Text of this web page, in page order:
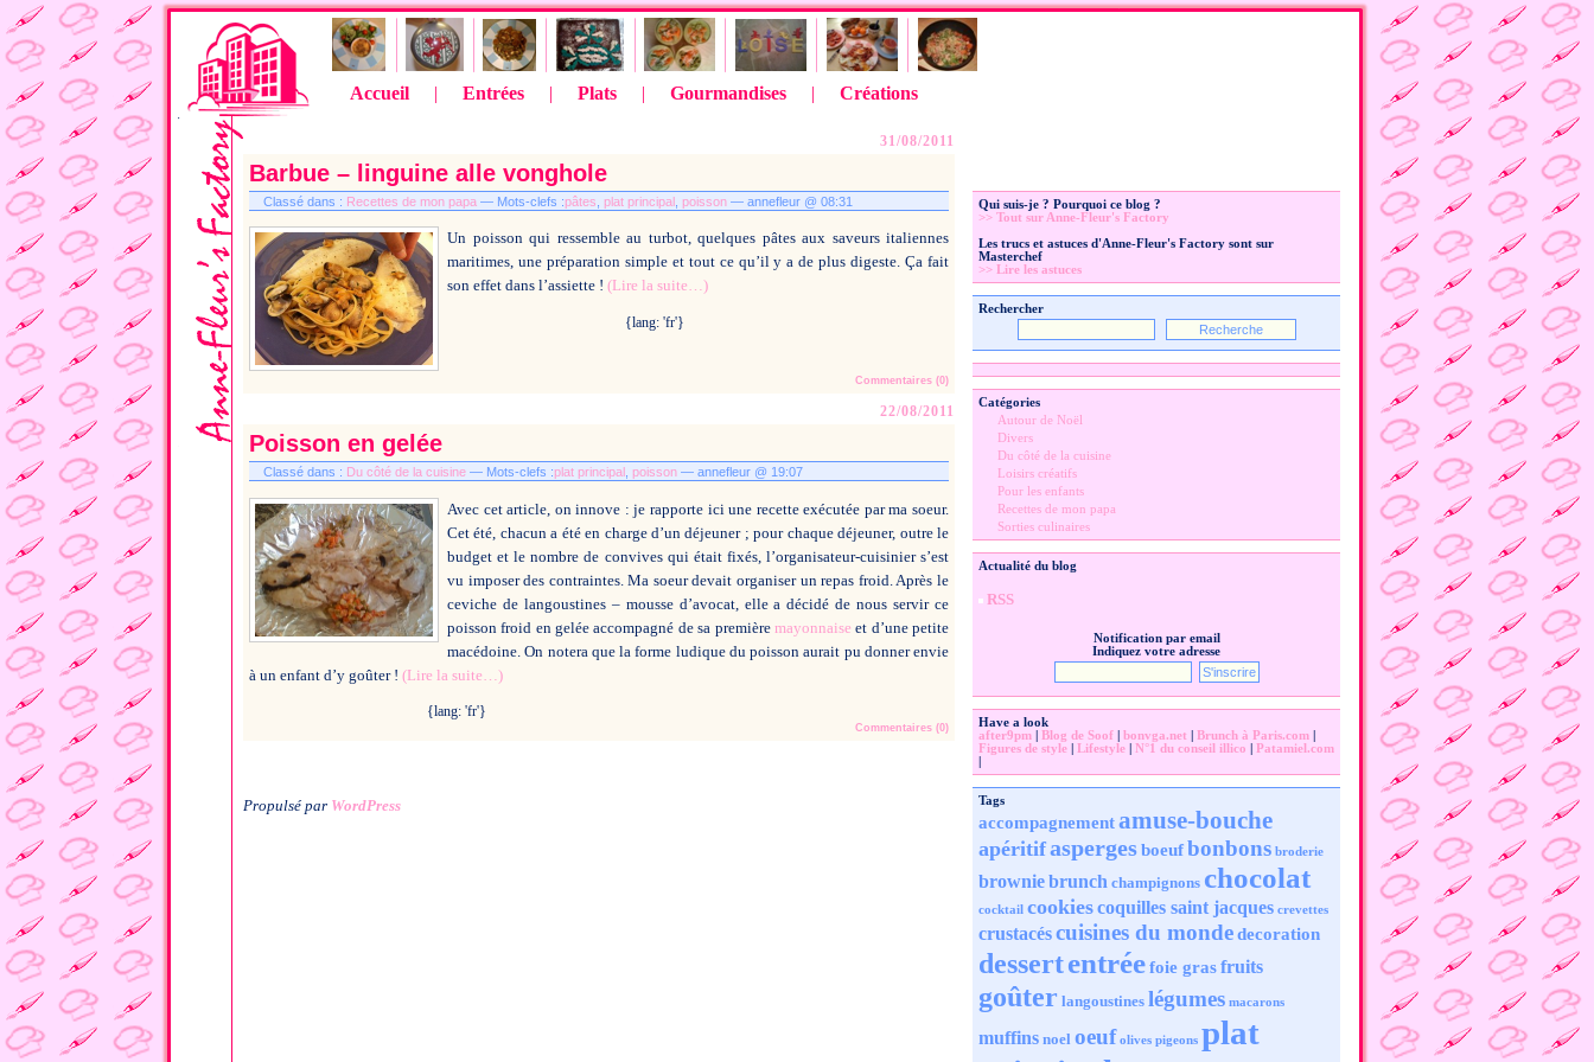
Accueil | Entrées | Plats | Gourmandises | Créations
31/08/2011
Barbue – linguine alle vonghole
Classé dans : Recettes de mon papa — Mots-clefs :pâtes plat principal poisson — annefleur @ 08:31
Un poisson qui ressemble au turbot, quelques pâtes aux saveurs italiennes
maritimes, une préparation simple et tout ce qu’il y a de plus digeste. Ça fait
son effet dans l’assiette ! (Lire la suite…)
{lang: 'fr'}
Commentaires (0)
22/08/2011
Poisson en gelée
Classé dans : Du côté de la cuisine — Mots-clefs :plat principal poisson — annefleur @ 19:07
Avec cet article, on innove : je rapporte ici une recette exécutée par ma soeur.
Cet été, chacun a été en charge d’un déjeuner ; pour chaque déjeuner, outre le
budget et le nombre de convives qui était fixés, l’organisateur-cuisinier s’est
vu imposer des contraintes. Ma soeur devait organiser un repas froid. Après le
ceviche de langoustines – mousse d’avocat, elle a décidé de nous servir ce
poisson froid en gelée accompagné de sa première mayonnaiseet d’une petite
macédoine. On notera que la forme ludique du poisson aurait pu donner envie
à un enfant d’y goûter ! (Lire la suite…)
{lang: 'fr'}
Commentaires (0)
Qui suis-je ? Pourquoi ce blog ?
>> Tout sur Anne-Fleur's Factory
Les trucs et astuces d'Anne-Fleur's Factory sont sur
Masterchef
>> Lire les astuces
Rechercher
Catégories
Autour de Noël
Divers
Du côté de la cuisine
Loisirs créatifs
Pour les enfants
Recettes de mon papa
Sorties culinaires
Actualité du blog
RSS
Notification par email
Indiquez votre adresse
Have a look
after9pm
Blog de Soof bonvga.net Brunch à Paris.com
Figures de style
Lifestyle N°1 du conseil illico
Patamiel.com
Tags
accompagnementamuse-bouche
apéritifaspergesboeufbonbons broderie
browniebrunch champignons chocolat
cocktail cookiescoquilles saint jacques crevettes
crustacéscuisines du mondedecoration
dessertentréefoie grasfruits
goûter langoustines légumes macarons
muffins noel oeuf olives pigeons plat
Propulsé par WordPress